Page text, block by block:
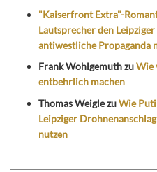
"Kaiserfront Extra"-
Lautsprecher den
antiwestliche Propaganda
Frank WohlgemuthzuWie
entbehrlich machen
Thomas WeiglezuWie
Leipziger
nutzen